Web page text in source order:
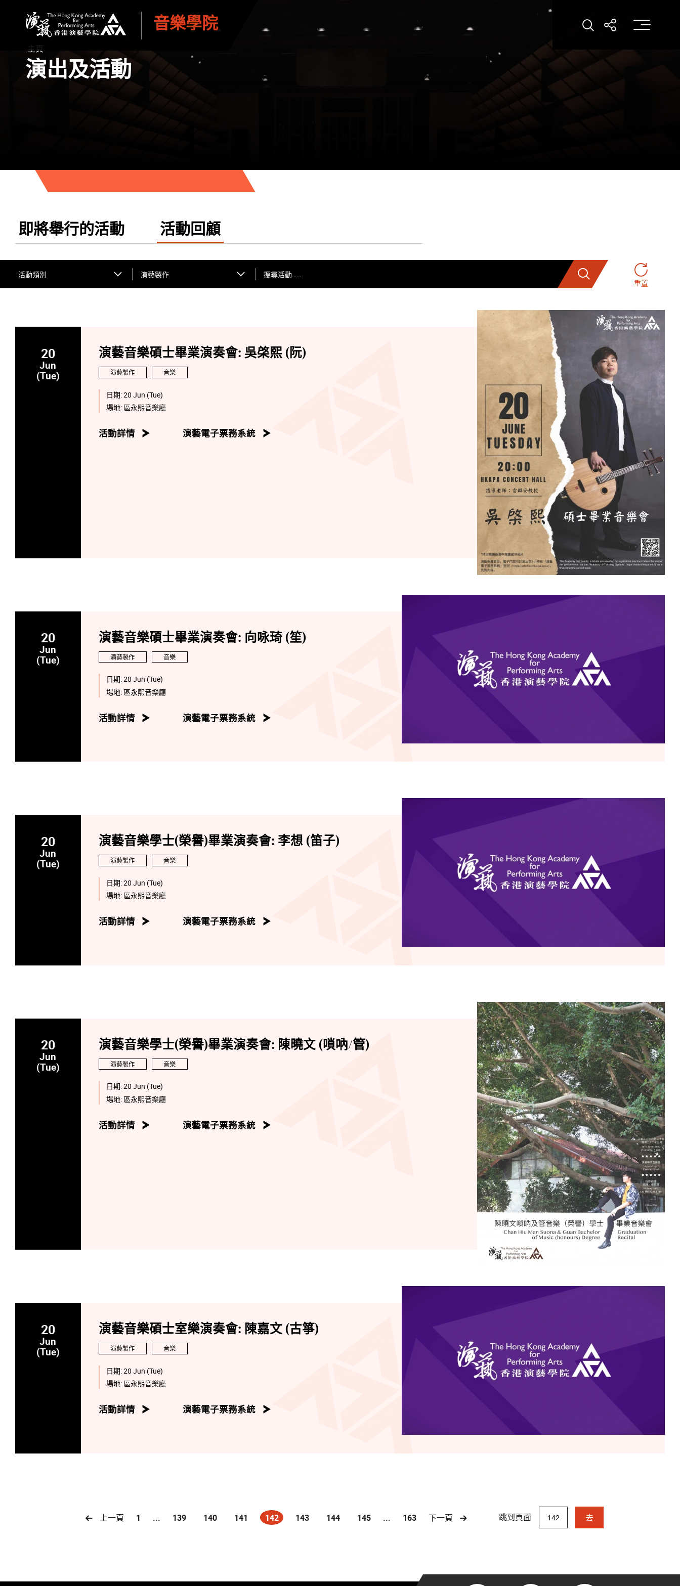
音樂學院 打開搜索打開分享打
主頁
演出及活動
即將舉行的活動 活動回顧
活動類別 演藝製作
搜尋活動…… 搜索
重置
20
Jun
(Tue)
演藝音樂碩士畢業演奏會: 吳棨熙 (阮)
演藝製作 音樂
日期:20 Jun (Tue)
場地:區永熙音樂廳
活動詳情 演藝電子票務系統
20
Jun
(Tue)
演藝音樂碩士畢業演奏會: 向咏琦 (笙)
演藝製作 音樂
日期:20 Jun (Tue)
場地:區永熙音樂廳
活動詳情 演藝電子票務系統
20
Jun
(Tue)
演藝音樂學士(榮譽)畢業演奏會: 李想 (笛子)
演藝製作 音樂
日期:20 Jun (Tue)
場地:區永熙音樂廳
活動詳情 演藝電子票務系統
20
Jun
(Tue)
演藝音樂學士(榮譽)畢業演奏會: 陳曉文 (嗩吶/管)
演藝製作 音樂
日期:20 Jun (Tue)
場地:區永熙音樂廳
活動詳情 演藝電子票務系統
20
Jun
(Tue)
演藝音樂碩士室樂演奏會: 陳嘉文 (古箏)
演藝製作 音樂
日期:20 Jun (Tue)
場地:區永熙音樂廳
活動詳情 演藝電子票務系統
上一頁 1 ... 139 140 141 142
(current) 143 144 145 ... 163 下一頁 跳到頁面 去